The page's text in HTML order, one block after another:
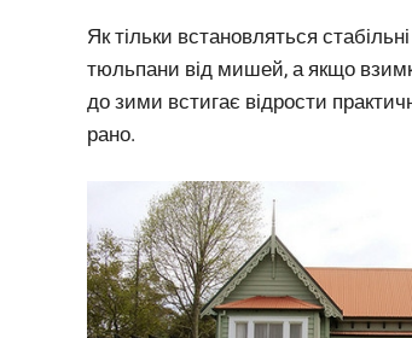
Як тільки встановляться
тюльпани від мишей, а якщо
до зими встигає відрости
рано.